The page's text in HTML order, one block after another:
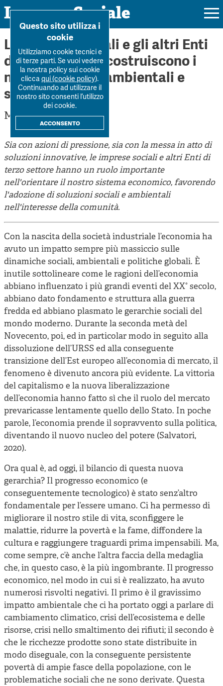
Impresa Sociale
Rivista
Ultimo numero
La Rivista
Submission
Colophon
Autori
Archivio
Argomenti
Forum
Forum
Tutti gli articoli
Autori
Argomenti
Dossier
Tutti i dossier
Workshop Impresa Sociale 2021
Impresa sociale, reciprocità e sostenibilità
Innovazione sociale
Cooperative di comunità
Impresa sociale e democrazia
Acini di fuoco - Dossier Mezzogiorno
Valutazione e dintorni
Chi siamo
Contatti
Sostienici
Home Le imprese sociali e gli altri Enti d...
Le imprese sociali e gli altri Enti
di Terzo settore costruiscono i
nuovi standard ambientali e
sociali
Mattia Galante
Sia con azioni di pressione, sia con la messa in atto di
soluzioni innovative, le imprese sociali e altri Enti di
terzo settore hanno un ruolo importante
nell'orientare il nostro sistema economico, favorendo
l'adozione di soluzioni sociali e ambientali
nell'interesse della comunità.
Con la nascita della società industriale l’economia ha
avuto un impatto sempre più massiccio sulle
dinamiche sociali, ambientali e politiche globali. È
inutile sottolineare come le ragioni dell’economia
abbiano influenzato i più grandi eventi del XX° secolo,
abbiano dato fondamento e struttura alla guerra
fredda ed abbiano plasmato le gerarchie sociali del
mondo moderno. Durante la seconda metà del
Novecento, poi, ed in particolar modo in seguito alla
dissoluzione dell’URSS ed alla conseguente
transizione dell’Est europeo all’economia di mercato, il
fenomeno è divenuto ancora più evidente. La vittoria
del capitalismo e la nuova liberalizzazione
dell’economia hanno fatto sì che il ruolo del mercato
prevaricasse lentamente quello dello Stato. In poche
parole, l’economia prende il sopravvento sulla politica,
diventando il nuovo nucleo del potere (Salvatori,
2020).
Ora qual è, ad oggi, il bilancio di questa nuova
gerarchia? Il progresso economico (e
conseguentemente tecnologico) è stato senz’altro
fondamentale per l’essere umano. Ci ha permesso di
migliorare il nostro stile di vita, sconfiggere le
malattie, ridurre la povertà e la fame, diffondere la
cultura e raggiungere traguardi prima impensabili. Ma,
come sempre, c’è anche l’altra faccia della medaglia
che, in questo caso, è la più ingombrante. Il progresso
economico, nel modo in cui si è realizzato, ha avuto
numerosi risvolti negativi. Il primo è il gravissimo
impatto ambientale che ci ha portato oggi a parlare di
cambiamento climatico, crisi dell’ecosistema e delle
risorse, crisi nello smaltimento dei rifiuti; il secondo è
che le ricchezze prodotte sono state distribuite in
modo diseguale, con la conseguente persistente
povertà di ampie fasce della popolazione, con le
problematiche sociali che ne sono derivate. Questa
Questo sito utilizza i
cookie
Utilizziamo cookie tecnici e
di terze parti. Se vuoi vedere
la nostra policy sui cookie
cliccaqui (cookie policy).
Continuando ad utilizzare il
nostro sito consenti l’utilizzo
dei cookie.
acconsento